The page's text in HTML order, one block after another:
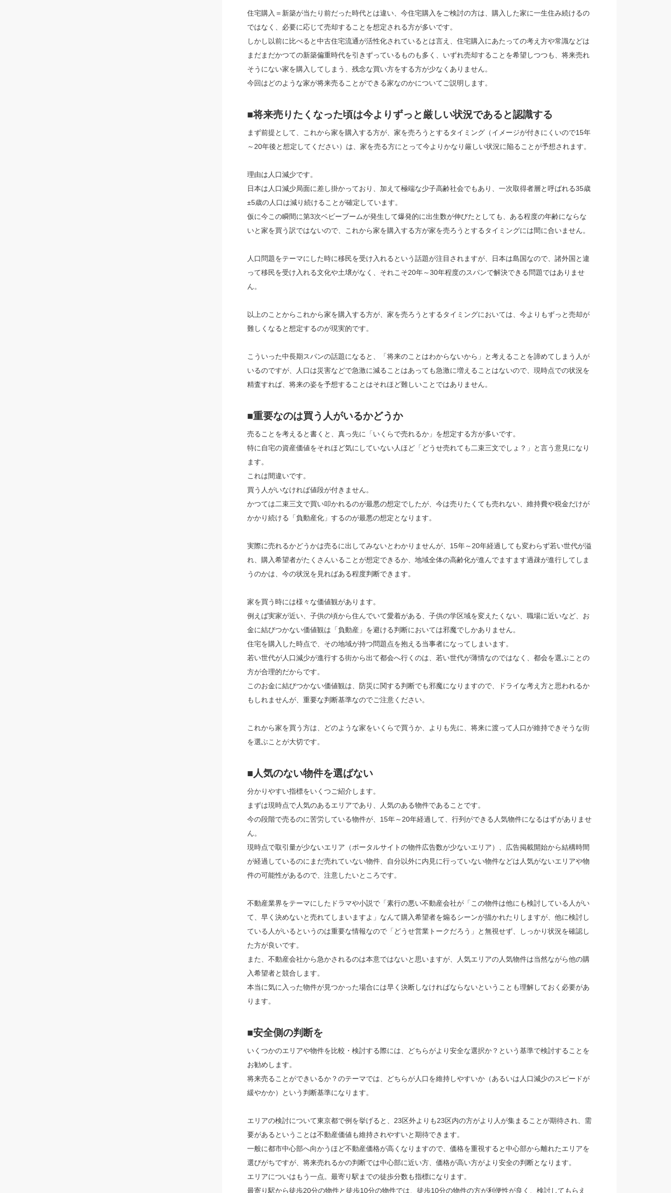
住宅購入＝新築が当たり前だった時代とは違い、今住宅購入をご検討の方は、購入した家に一生住み続けるの
ではなく、必要に応じて売却することを想定される方が多いです。
しかし以前に比べると中古住宅流通が活性化されているとは言え、住宅購入にあたっての考え方や常識などは
まだまだかつての新築偏重時代を引きずっているものも多く、いずれ売却することを希望しつつも、将来売れ
そうにない家を購入してしまう、残念な買い方をする方が少なくありません。
今回はどのような家が将来売ることができる家なのかについてご説明します。
■将来売りたくなった頃は今よりずっと厳しい状況であると認識する
まず前提として、これから家を購入する方が、家を売ろうとするタイミング（イメージが付きにくいので15年
～20年後と想定してください）は、家を売る方にとって今よりかなり厳しい状況に陥ることが予想されます。
理由は人口減少です。
日本は人口減少局面に差し掛かっており、加えて極端な少子高齢社会でもあり、一次取得者層と呼ばれる35歳
±5歳の人口は減り続けることが確定しています。
仮に今この瞬間に第3次ベビーブームが発生して爆発的に出生数が伸びたとしても、ある程度の年齢にならな
いと家を買う訳ではないので、これから家を購入する方が家を売ろうとするタイミングには間に合いません。
人口問題をテーマにした時に移民を受け入れるという話題が注目されますが、日本は島国なので、諸外国と違
って移民を受け入れる文化や土壌がなく、それこそ20年～30年程度のスパンで解決できる問題ではありませ
ん。
以上のことからこれから家を購入する方が、家を売ろうとするタイミングにおいては、今よりもずっと売却が
難しくなると想定するのが現実的です。
こういった中長期スパンの話題になると、「将来のことはわからないから」と考えることを諦めてしまう人が
いるのですが、人口は災害などで急激に減ることはあっても急激に増えることはないので、現時点での状況を
精査すれば、将来の姿を予想することはそれほど難しいことではありません。
■重要なのは買う人がいるかどうか
売ることを考えると書くと、真っ先に「いくらで売れるか」を想定する方が多いです。
特に自宅の資産価値をそれほど気にしていない人ほど「どうせ売れても二束三文でしょ？」と言う意見になり
ます。
これは間違いです。
買う人がいなければ値段が付きません。
かつては二束三文で買い叩かれるのが最悪の想定でしたが、今は売りたくても売れない、維持費や税金だけが
かかり続ける「負動産化」するのが最悪の想定となります。
実際に売れるかどうかは売るに出してみないとわかりませんが、15年～20年経過しても変わらず若い世代が溢
れ、購入希望者がたくさんいることが想定できるか、地域全体の高齢化が進んでますます過疎が進行してしま
うのかは、今の状況を見ればある程度判断できます。
家を買う時には様々な価値観があります。
例えば実家が近い、子供の頃から住んでいて愛着がある、子供の学区域を変えたくない、職場に近いなど、お
金に結びつかない価値観は「負動産」を避ける判断においては邪魔でしかありません。
住宅を購入した時点で、その地域が持つ問題点を抱える当事者になってしまいます。
若い世代が人口減少が進行する街から出て都会へ行くのは、若い世代が薄情なのではなく、都会を選ぶことの
方が合理的だからです。
このお金に結びつかない価値観は、防災に関する判断でも邪魔になりますので、ドライな考え方と思われるか
もしれませんが、重要な判断基準なのでご注意ください。
これから家を買う方は、どのような家をいくらで買うか、よりも先に、将来に渡って人口が維持できそうな街
を選ぶことが大切です。
■人気のない物件を選ばない
分かりやすい指標をいくつご紹介します。
まずは現時点で人気のあるエリアであり、人気のある物件であることです。
今の段階で売るのに苦労している物件が、15年～20年経過して、行列ができる人気物件になるはずがありませ
ん。
現時点で取引量が少ないエリア（ポータルサイトの物件広告数が少ないエリア）、広告掲載開始から結構時間
が経過しているのにまだ売れていない物件、自分以外に内見に行っていない物件などは人気がないエリアや物
件の可能性があるので、注意したいところです。
不動産業界をテーマにしたドラマや小説で「素行の悪い不動産会社が「この物件は他にも検討している人がい
て、早く決めないと売れてしまいますよ」なんて購入希望者を煽るシーンが描かれたりしますが、他に検討し
ている人がいるというのは重要な情報なので「どうせ営業トークだろう」と無視せず、しっかり状況を確認し
た方が良いです。
また、不動産会社から急かされるのは本意ではないと思いますが、人気エリアの人気物件は当然ながら他の購
入希望者と競合します。
本当に気に入った物件が見つかった場合には早く決断しなければならないということも理解しておく必要があ
ります。
■安全側の判断を
いくつかのエリアや物件を比較・検討する際には、どちらがより安全な選択か？という基準で検討することを
お勧めします。
将来売ることができいるか？のテーマでは、どちらが人口を維持しやすいか（あるいは人口減少のスピードが
緩やかか）という判断基準になります。
エリアの検討について東京都で例を挙げると、23区外よりも23区内の方がより人が集まることが期待され、需
要があるということは不動産価値も維持されやすいと期待できます。
一般に都市中心部へ向かうほど不動産価格が高くなりますので、価格を重視すると中心部から離れたエリアを
選びがちですが、将来売れるかの判断では中心部に近い方、価格が高い方がより安全の判断となります。
エリアについはもう一点。最寄り駅までの徒歩分数も指標になります。
最寄り駅から徒歩20分の物件と徒歩10分の物件では、徒歩10分の物件の方が利便性が良く、検討してもらえ